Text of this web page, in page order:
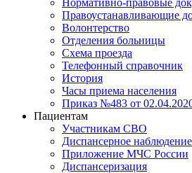
Нормативно-правовые
Правоустанавливающие
Волонтерство
Отделения больницы
Схема проезда
Телефонный справочник
История
Часы приема населения
Приказ №483 от
Пациентам
Участникам СВО
Диспансерное наблюдение
Приложение МЧС России
Диспансеризация